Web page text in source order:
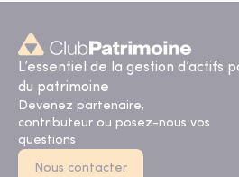
L’essentiel de la gestion d’actifs
du patrimoine
Devenez partenaire,
contributeur ou posez-nous vos
questions
Nous contacter